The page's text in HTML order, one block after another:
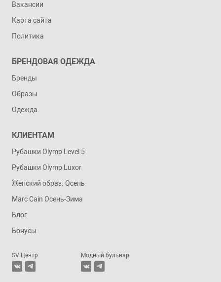
Вакансии
Карта сайта
Политика
БРЕНДОВАЯ ОДЕЖДА
Бренды
Образы
Одежда
КЛИЕНТАМ
Рубашки Olymp Level 5
Рубашки Olymp Luxor
Женский образ. Осень
Marc Cain Осень-Зима
Блог
Бонусы
SV Центр Модный бульвар